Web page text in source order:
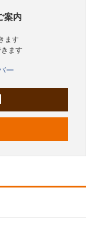
案内
ます
ます
ー